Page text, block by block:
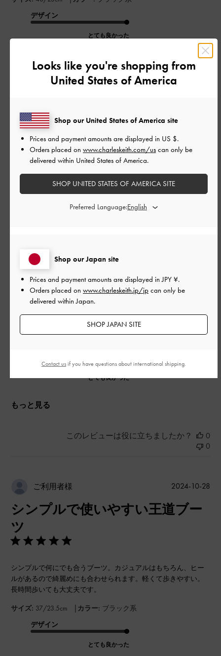
デザイン
とても良かった
とても良かった
このレビューは役に立ちましたか？
ご利用者様
めちゃくちゃ歩きやすい
や甲高なのですが、レースアップで調整できるし、靴擦れやマ
メなども起きませんでした。しっかりした厚底なのに、軽いで
す。
サイズ: 37/23.5cm |カラー:
デザイン
とても良かった
とても良かった
もっと見る
2024-10-31
このレビューは役に立ちましたか？
0
0
ご利用者様
シンプルで使いやすい王道ブー
ツ
シンプルで何にでも合うブーツ。カジュアルはもちろん、ヒー
ルがあるので綺麗めにも合わせられます。軽くて歩きやすい。
長時間歩いても大丈夫です。
サイズ: 37/23.5cm | カラー: ブラック系
デザイン
とても良かった
公
2024-10-28
Looks like you're shopping from
United States of America
Shop our Japan site
Prices and payment amounts are displayed inJPY ¥.
Orders placed on www.charleskeith.jp/jp can only be
delivered within Japan.
SHOP JAPAN SITE
Shop our United States of America site
Prices and payment amounts are displayed in US $.
Orders placed on www.charleskeith.com/us can only be
delivered within United States of America.
SHOP UNITED STATES OF AMERICA SITE
Preferred Language:
Contact usif you have questions about international shipping.